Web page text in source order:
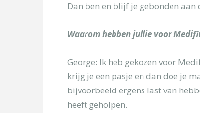
[/group]
Dan ben en blijf je gebonden
Waarom hebben jullie voor
George: Ik heb gekozen voor
krijg je een pasje en dan doe je
bijvoorbeeld ergens last van
heeft geholpen.